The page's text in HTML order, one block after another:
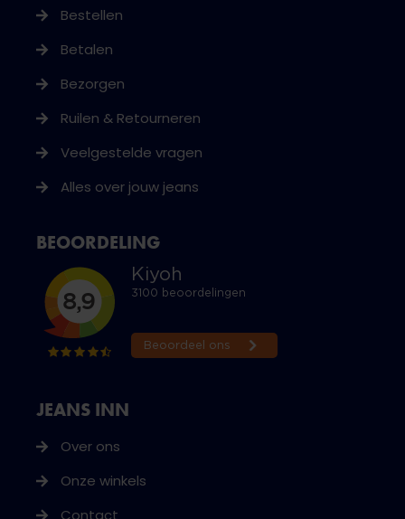
JEANS INN
Over ons
Onze winkels
Contact
Bestellen
Betalen
Bezorgen
Ruilen & Retourneren
Veelgestelde vragen
Alles over jouw jeans
BEOORDELING